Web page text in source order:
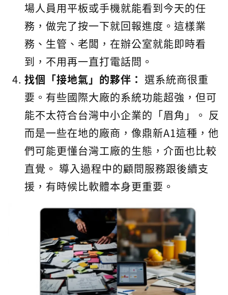
場人員用平板或手機就能看到今天的任
務，做完了按一下就回報進度。這樣業
務、生管、老闆，在辦公室就能即時看
到，不用再一直打電話問。
找個「接地氣」的夥伴： 選系統商很重
要。有些國際大廠的系統功能超強，但可
能不太符合台灣中小企業的「眉角」。 反
而是一些在地的廠商，像鼎新A1這種，他
們可能更懂台灣工廠的生態，介面也比較
直覺。 導入過程中的顧問服務跟後續支
援，有時候比軟體本身更重要。